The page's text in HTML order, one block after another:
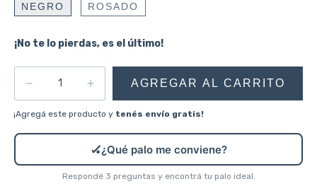
NEGRO ROSADO
¡No te lo pierdas, es el último!
¡Agregá este producto y tenés envío gratis!
🏑¿Qué palo me conviene?
Respondé 3 preguntas y encontrá tu palo ideal.